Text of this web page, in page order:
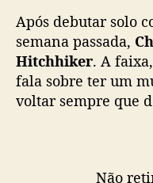
Após debutar solo
semana passada,
Hitchhiker. A
fala sobre ter um
voltar sempre que
Não